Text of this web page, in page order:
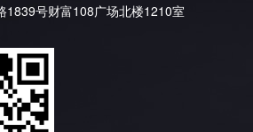
1839号财富108广场北楼1210室